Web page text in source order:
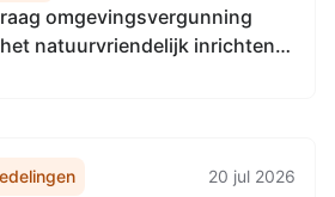
omgevingsvergunning
natuurvriendelijk inrichten
20 jul 2026